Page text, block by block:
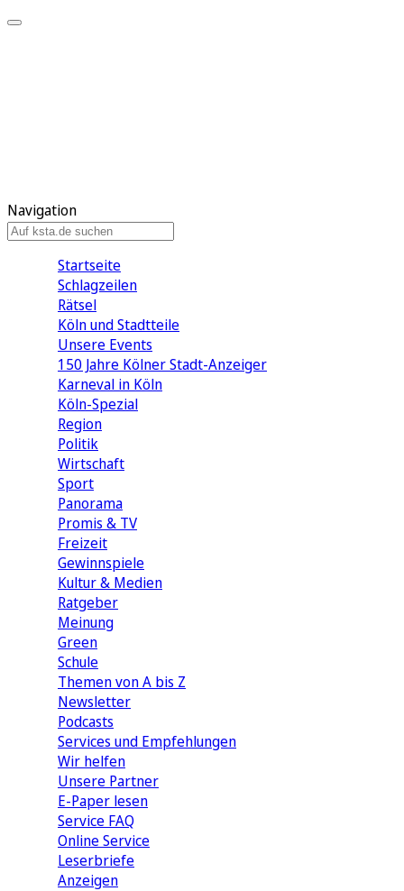
Navigation
Startseite
Schlagzeilen
Rätsel
Köln und Stadtteile
Unsere Events
150 Jahre Kölner Stadt-Anzeiger
Karneval in Köln
Köln-Spezial
Region
Politik
Wirtschaft
Sport
Panorama
Promis & TV
Freizeit
Gewinnspiele
Kultur & Medien
Ratgeber
Meinung
Green
Schule
Themen von A bis Z
Newsletter
Podcasts
Services und Empfehlungen
Wir helfen
Unsere Partner
E-Paper lesen
Service FAQ
Online Service
Leserbriefe
Anzeigen